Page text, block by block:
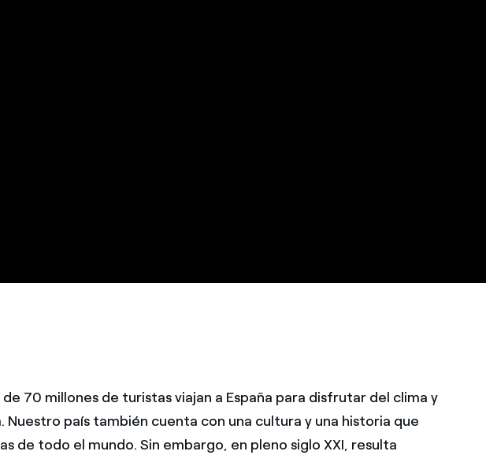
de 70 millones de turistas viajan a España para disfrutar del clima y
Nuestro país también cuenta con una cultura y una historia que
de todo el mundo. Sin embargo, en pleno siglo XXI, resulta